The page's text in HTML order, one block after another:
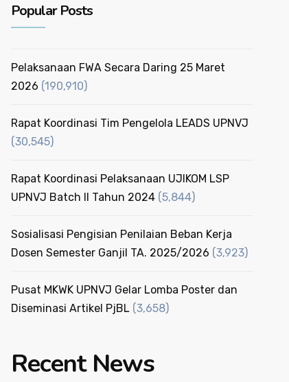
Popular Posts
Pelaksanaan FWA Secara Daring 25 Maret
2026 (190,910)
Rapat Koordinasi Tim Pengelola LEADS UPNVJ
(30,545)
Rapat Koordinasi Pelaksanaan UJIKOM LSP
UPNVJ Batch II Tahun 2024 (5,844)
Sosialisasi Pengisian Penilaian Beban Kerja
Dosen Semester Ganjil TA. 2025/2026 (3,923)
Pusat MKWK UPNVJ Gelar Lomba Poster dan
Diseminasi Artikel PjBL (3,658)
Recent News